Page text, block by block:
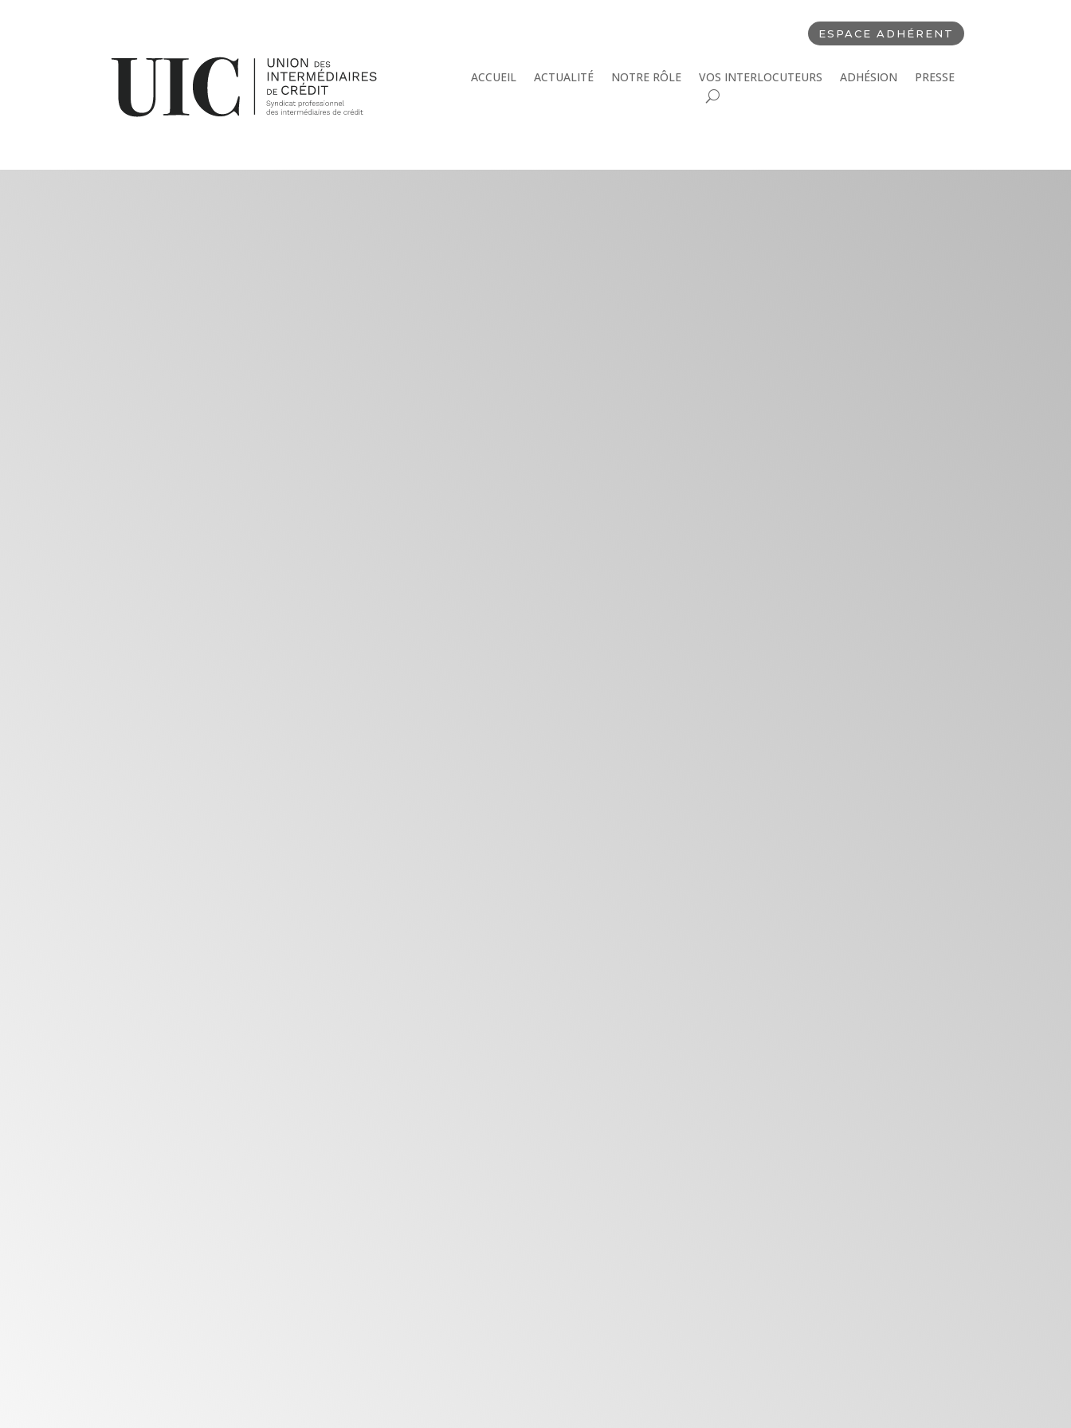
ESPACE ADHÉRENT
ACCUEIL ACTUALITÉ NOTRE RÔLE VOS INTERLOCUTEURS ADHÉSION PRESSE